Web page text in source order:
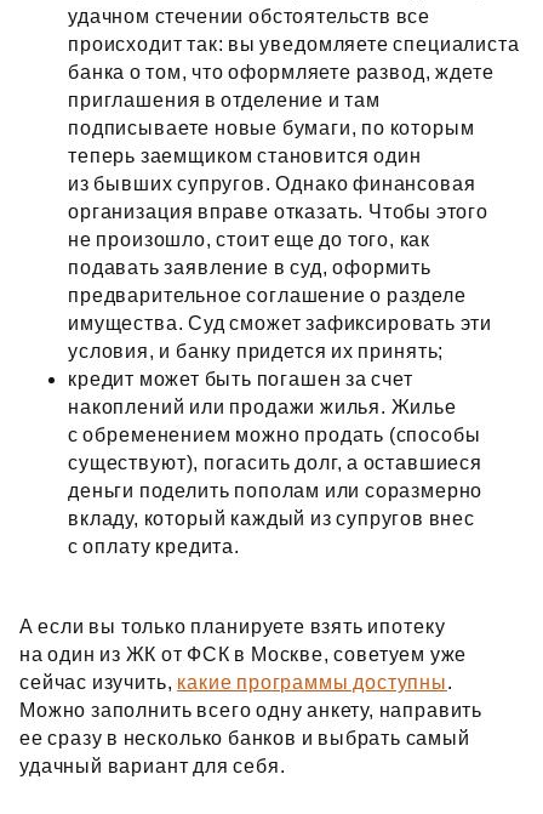
удачном стечении обстоятельств все
происходит так: вы уведомляете специалиста
банка о том, что оформляете развод, ждете
приглашения в отделение и там
подписываете новые бумаги, по которым
теперь заемщиком становится один
из бывших супругов. Однако финансовая
организация вправе отказать. Чтобы этого
не произошло, стоит еще до того, как
подавать заявление в суд, оформить
предварительное соглашение о разделе
имущества. Суд сможет зафиксировать эти
условия, и банку придется их принять;
кредит может быть погашен за счет
накоплений или продажи жилья. Жилье
с обременением можно продать (способы
существуют), погасить долг, а оставшиеся
деньги поделить пополам или соразмерно
вкладу, который каждый из супругов внес
с оплату кредита.
А если вы только планируете взять ипотеку
на один из ЖК от ФСК в Москве, советуем уже
сейчас изучить, какие программы доступны.
Можно заполнить всего одну анкету, направить
ее сразу в несколько банков и выбрать самый
удачный вариант для себя.